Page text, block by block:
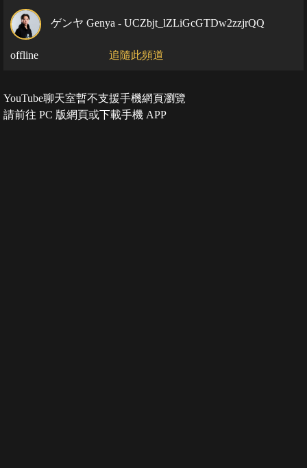
ゲンヤ Genya - UCZbjt_lZLiGcGTDw2zzjrQQ
offline 追隨此頻道
YouTube聊天室暫不支援手機網頁瀏覽
請前往 PC 版網頁或下載手機 APP